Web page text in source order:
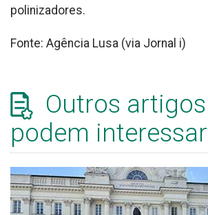
polinizadores.
Fonte: Agência Lusa (via Jornal i)
Outros
podem interessar